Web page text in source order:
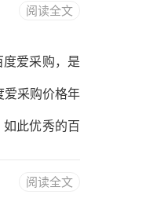
的门面，但
阅读全文
爱采购，是
爱采购价格年
此优秀的百
、百度官方
阅读全文